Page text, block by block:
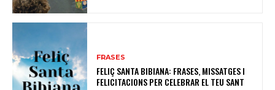
FRASES
FELIÇ SANTA BIBIANA: FRASES, MISSATGES I
FELICITACIONS PER CELEBRAR EL TEU SANT